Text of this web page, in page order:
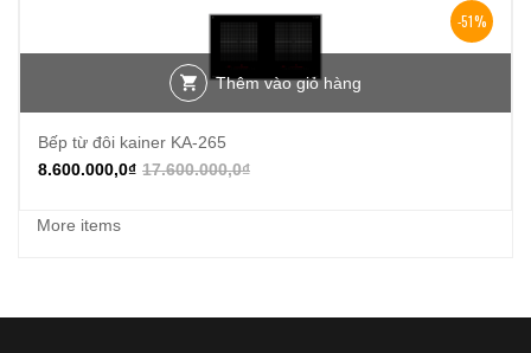
-51%
Thêm vào giỏ hàng
Bếp từ đôi kainer KA-265
17.600.000,0₫
8.600.000,0₫
More items